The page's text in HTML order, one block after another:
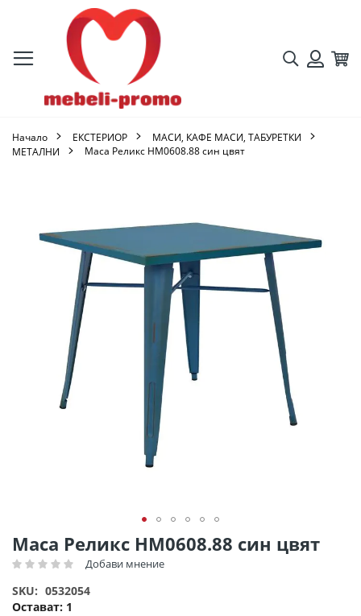
Търсене
Начало ЕКСТЕРИОР
МАСИ, КАФЕ МАСИ, ТАБУРЕТКИ
МЕТАЛНИ
Маса Реликс HM0608.88 син цвят
Маса Реликс HM0608.88 син цвят
Рейтинг: Добави мнение
Остават: 1
SKU 0532054
галерията
изображенията
Преминете
към
началото
на
галерия